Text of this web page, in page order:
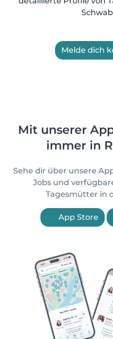
Melde dich
Mit unserer
immer in
Sehe dir über unsere
Jobs und
Tagesmütter in
App Store